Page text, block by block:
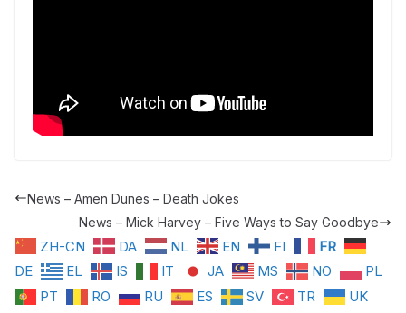
News – Amen Dunes – Death Jokes
News – Mick Harvey – Five Ways to Say Goodbye
ZH-CN DA NL EN FI
FR
DE
EL IS IT JA MS NO
PL
PT
RO RU ES SV TR UK